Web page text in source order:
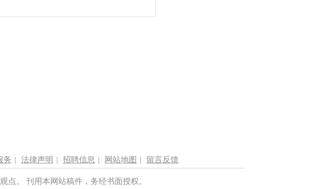
务 | 法律声明 | 招聘信息 | 网站地图 | 留言反馈
点。 刊用本网站稿件，务经书面授权。